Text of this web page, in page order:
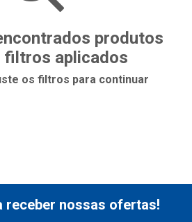
produtos
filtros aplicados
os filtros para continuar
receber nossas ofertas!